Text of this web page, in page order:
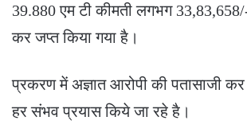
39.880 एम टी कीमती लगभग
कर जप्त किया गया है।
प्रकरण में अज्ञात आरोपी की पतासाजी
हर संभव प्रयास किये जा रहे है।